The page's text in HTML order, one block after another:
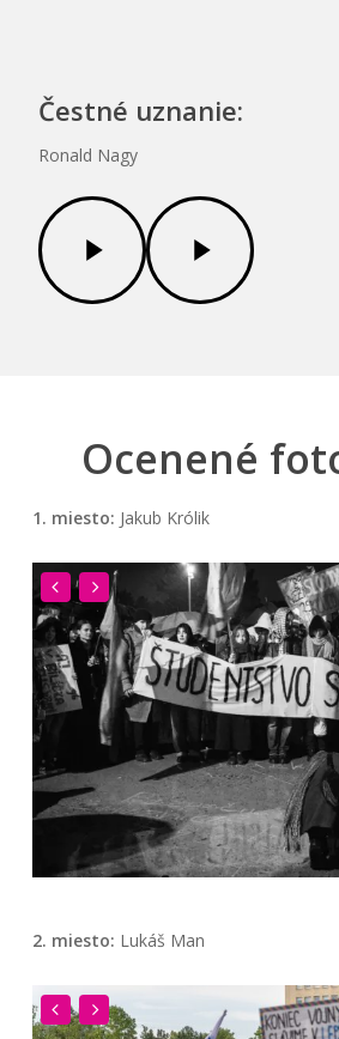
Čestné uznanie:
Ronald Nagy
Play
Video
Play
Video
Ocenené
1. miesto: Jakub Królik
2. miesto: Lukáš Man